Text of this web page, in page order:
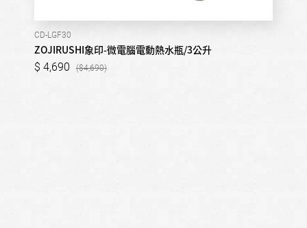
CD-LGF30
ZOJIRUSHI象印-微電腦電動熱水瓶/3公升
4,690 4,690